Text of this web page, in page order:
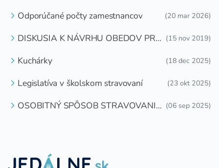
Odporúčané počty zamestnancov (20 mar 2026)
DISKUSIA K NÁVRHU OBEDOV PRE
(15 nov 2019)
Kuchárky (18 dec 2025)
Legislatíva v školskom stravovaní (23 okt 2025)
OSOBITNÝ SPÔSOB STRAVOVANIA (06 sep 2025)